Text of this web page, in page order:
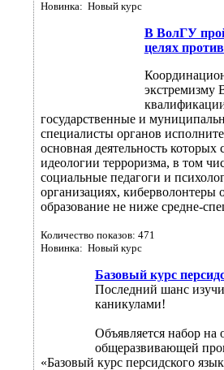
Новинка: Новый курс
В ВолГУ
целях
экстремизму
государственные и
специалисты органов
основная деятельность
идеологии терроризма, в том
социальные педагоги и
организациях,
образование не ниже средне-
Количество показов: 471
Новинка: Новый курс
Базовый курс
Последний шанс
каникулами!
Объявляется набор на
общеразвивающей
«Базовый курс персидского